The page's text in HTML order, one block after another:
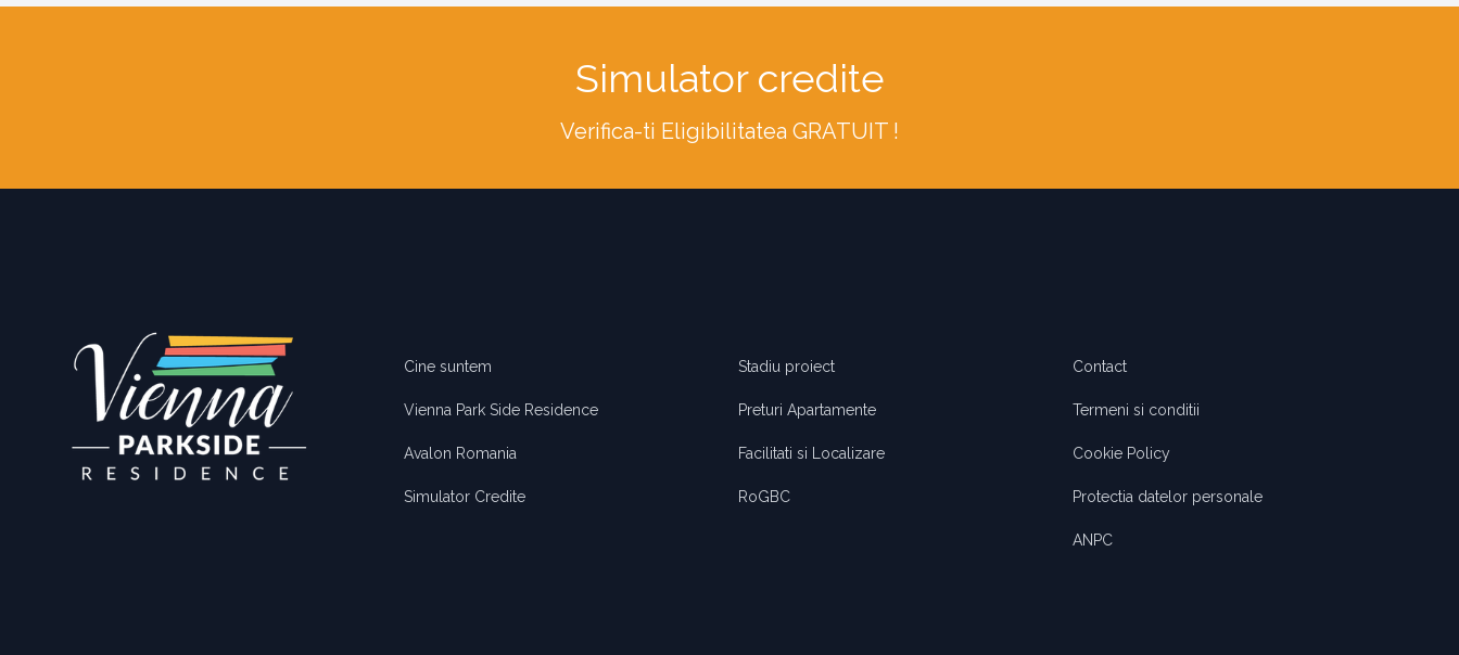
Simulator credite
Verifica-ti Eligibilitatea GRATUIT !
Cine suntem
Vienna Park Side Residence
Avalon Romania
Simulator Credite
Stadiu proiect
Preturi Apartamente
Facilitati si Localizare
RoGBC
Contact
Termeni si conditii
Cookie Policy
Protectia datelor personale
ANPC
Sud Rezidential